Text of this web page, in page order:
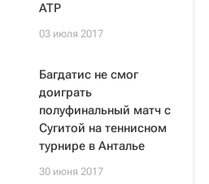
ATP
03 июля 2017
Багдатис не смог
доиграть
полуфинальный матч с
Сугитой на теннисном
турнире в Анталье
30 июня 2017